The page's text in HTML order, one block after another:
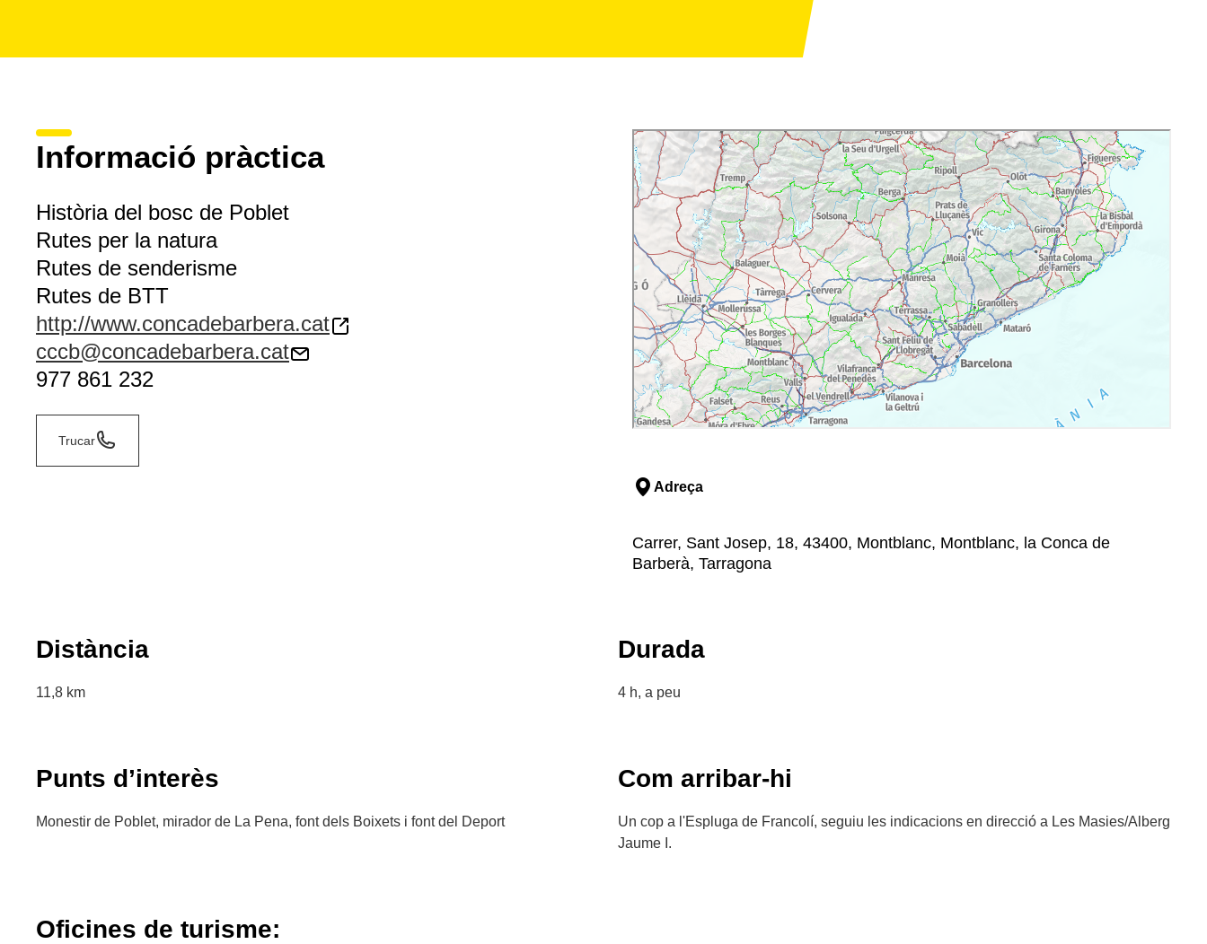
Boixets, puja fins al mirador de la Pena (997 m), arriba al pou de gel, segueix per
Informació pràctica
Història del bosc de Poblet
Rutes per la natura
Rutes de senderisme
Rutes de BTT
http://www.concadebarbera.cat
cccb@concadebarbera.cat
977 861 232
Trucar
Adreça
Carrer, Sant Josep, 18, 43400, Montblanc, Montblanc, la Conca de
Barberà, Tarragona
Distància
11,8 km
Durada
4 h, a peu
Punts d’interès
Monestir de Poblet, mirador de La Pena, font dels Boixets i font del Deport
Com arribar-hi
Un cop a l'Espluga de Francolí, seguiu les indicacions en direcció a Les Masies/Alberg
Jaume I.
Oficines de turisme: